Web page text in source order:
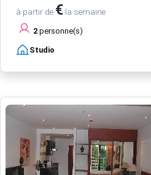
à partir de € la semaine
2 personne(s)
Studio